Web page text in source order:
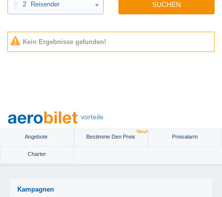
2 Reisender SUCHEN
Kein Ergebnisse gefunden!
vorteile
Angebote Bestimme Den Preis
Neu!
Preisalarm
Charter
Kampagnen